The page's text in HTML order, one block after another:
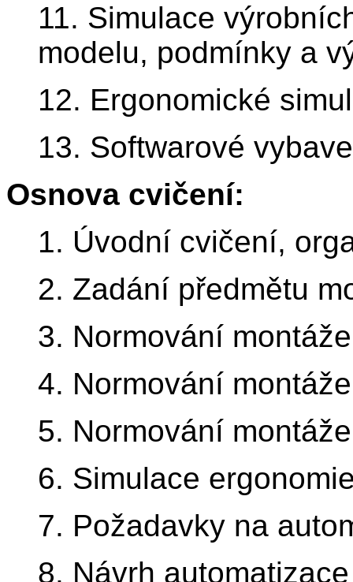
11. Simulace
modelu, podmínky a
12. Ergonomické
13. Softwarové
Osnova cvičení:
1. Úvodní cvičení,
2. Zadání předmětu
3. Normování
4. Normování
5. Normování
6. Simulace
7. Požadavky na
8. Návrh automatizace